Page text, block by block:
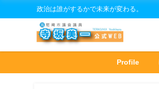
政治は誰がするかで未来が変わる。
Profile